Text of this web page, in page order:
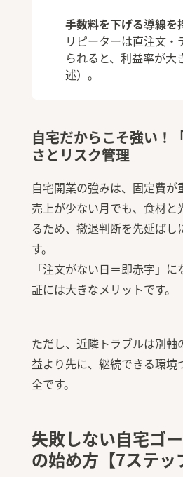
手数料を下げる導線を
リピーターは直注文
られると、利益率が
述）。
自宅だからこそ強い！
さとリスク管理
自宅開業の強みは、固定費が
売上が少ない月でも、食材と
るため、撤退判断を先延ばし
す。
「注文がない日＝即赤字」
証には大きなメリットです。
ただし、近隣トラブルは別軸
益より先に、継続できる環境
全です。
失敗しない自宅ゴ
の始め方【7ステッ